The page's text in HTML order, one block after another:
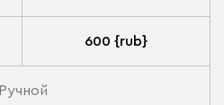
600 {rub}
Ручной